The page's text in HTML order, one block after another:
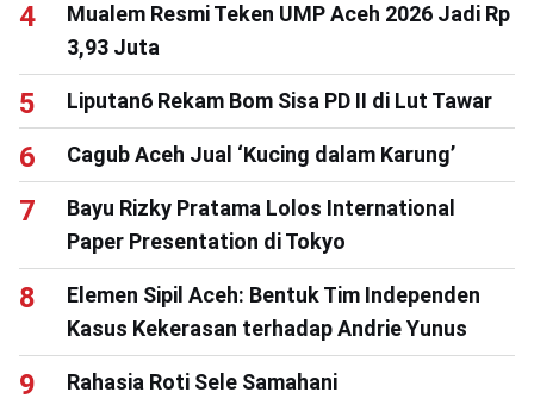
Mualem Resmi Teken UMP Aceh 2026 Jadi Rp
3,93 Juta
Liputan6 Rekam Bom Sisa PD II di Lut Tawar
Cagub Aceh Jual ‘Kucing dalam Karung’
Bayu Rizky Pratama Lolos International
Paper Presentation di Tokyo
Elemen Sipil Aceh: Bentuk Tim Independen
Kasus Kekerasan terhadap Andrie Yunus
Rahasia Roti Sele Samahani